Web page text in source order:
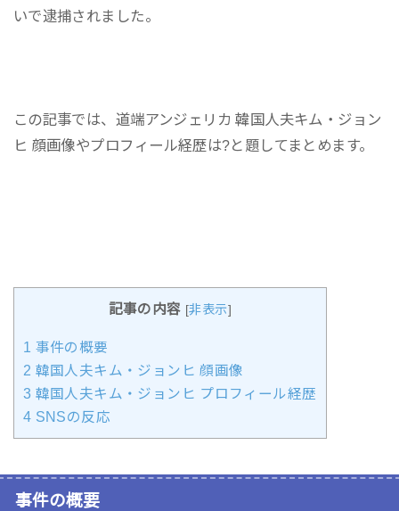
いで逮捕されました。
この記事では、道端アンジェリカ 韓国人夫キム・ジョン
ヒ 顔画像やプロフィール経歴は?と題してまとめます。
記事の内容 [非表示]
1 事件の概要
2 韓国人夫キム・ジョンヒ 顔画像
3 韓国人夫キム・ジョンヒ プロフィール経歴
4 SNSの反応
事件の概要